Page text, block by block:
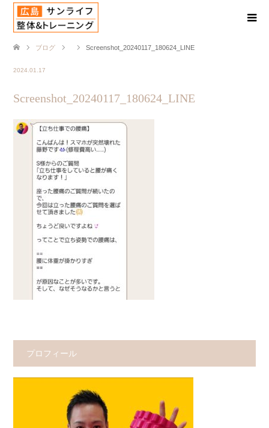
ブログ Screenshot_20240117_180624_LINE
2024.01.17
Screenshot_20240117_180624_LINE
プロフィール